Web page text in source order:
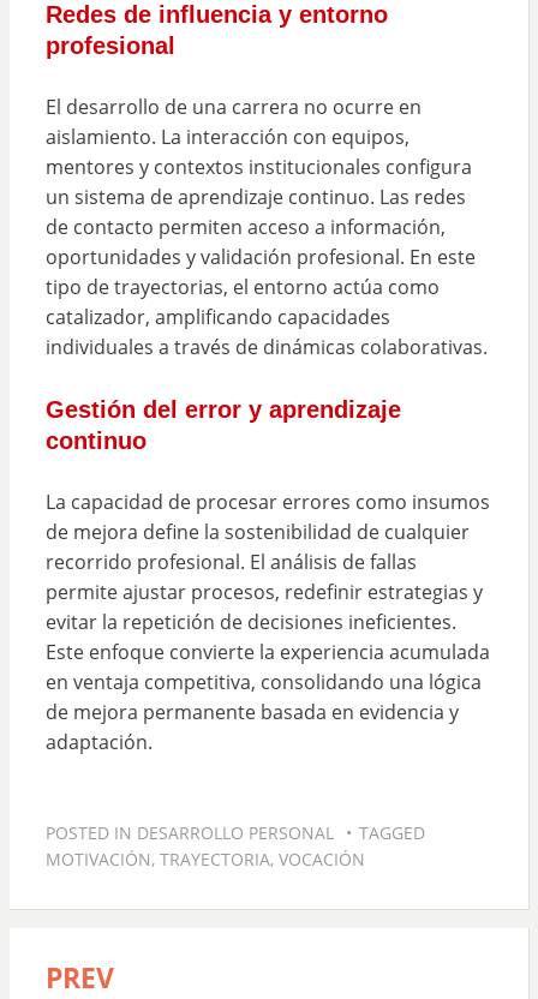
Redes de influencia y entorno
profesional
El desarrollo de una carrera no ocurre en
aislamiento. La interacción con equipos,
mentores y contextos institucionales configura
un sistema de aprendizaje continuo. Las redes
de contacto permiten acceso a información,
oportunidades y validación profesional. En este
tipo de trayectorias, el entorno actúa como
catalizador, amplificando capacidades
individuales a través de dinámicas colaborativas.
Gestión del error y aprendizaje
continuo
La capacidad de procesar errores como insumos
de mejora define la sostenibilidad de cualquier
recorrido profesional. El análisis de fallas
permite ajustar procesos, redefinir estrategias y
evitar la repetición de decisiones ineficientes.
Este enfoque convierte la experiencia acumulada
en ventaja competitiva, consolidando una lógica
de mejora permanente basada en evidencia y
adaptación.
POSTED IN DESARROLLO PERSONAL
TAGGED
MOTIVACIÓN, TRAYECTORIA, VOCACIÓN
Navegación
PREV